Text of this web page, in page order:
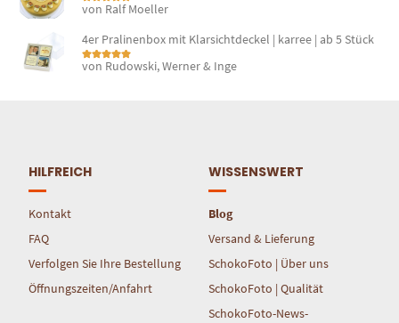
Bewertet mit
von Ralf Moeller
4er Pralinenbox mit Klarsichtdeckel | karree | ab 5 Stück
Bewertet mit
von Rudowski, Werner & Inge
HILFREICH
Kontakt
FAQ
Verfolgen Sie Ihre Bestellung
Öffnungszeiten/Anfahrt
WISSENSWERT
Blog
Versand & Lieferung
SchokoFoto | Über uns
SchokoFoto | Qualität
SchokoFoto-News-